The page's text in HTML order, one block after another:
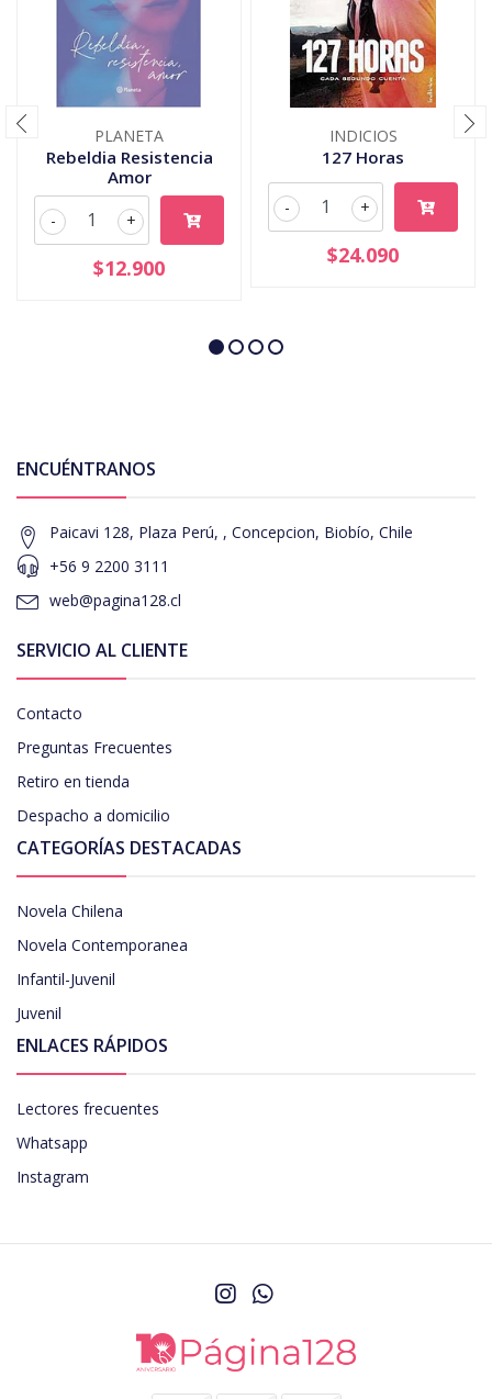
PLANETA
Rebeldia Resistencia
Amor
+
-
$12.900
INDICIOS
127 Horas
+
-
$24.090
ENCUÉNTRANOS
Paicavi 128, Plaza Perú, , Concepcion, Biobío, Chile
+56 9 2200 3111
web@pagina128.cl
SERVICIO AL CLIENTE
Contacto
Preguntas Frecuentes
Retiro en tienda
Despacho a domicilio
CATEGORÍAS DESTACADAS
Novela Chilena
Novela Contemporanea
Infantil-Juvenil
Juvenil
ENLACES RÁPIDOS
Lectores frecuentes
Whatsapp
Instagram